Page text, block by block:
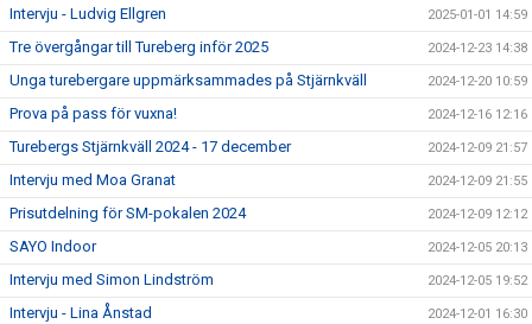
Intervju - Ludvig Ellgren 2025-01-01 14:59
Tre övergångar till Tureberg inför 2025 2024-12-23 14:38
Unga turebergare uppmärksammades på Stjärnkväll 2024-12-20 10:59
Prova på pass för vuxna! 2024-12-16 12:16
Turebergs Stjärnkväll 2024 - 17 december 2024-12-09 21:57
Intervju med Moa Granat 2024-12-09 21:55
Prisutdelning för SM-pokalen 2024 2024-12-09 12:12
SAYO Indoor 2024-12-05 20:13
Intervju med Simon Lindström 2024-12-05 19:52
Intervju - Lina Ånstad 2024-12-01 16:30